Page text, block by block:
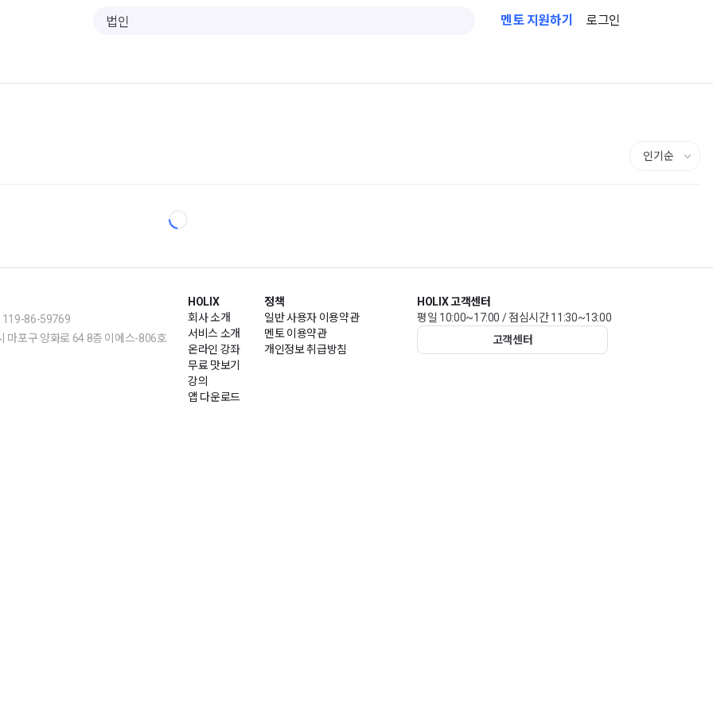
멘토 지원하기 로그인
HOLIX
회사 소개
서비스 소개
온라인 강좌
무료 맛보기
강의
앱 다운로드
정책
일반 사용자 이용약관
멘토 이용약관
개인정보 취급방침
HOLIX 고객센터
평일 10:00~17:00 / 점심시간 11:30~13:00
고객센터
119-86-59769
마포구 양화로 64 8층 이에스-806호